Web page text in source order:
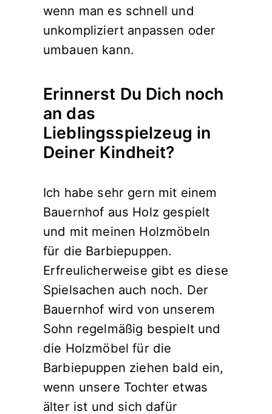
wenn man es schnell und
unkompliziert anpassen oder
umbauen kann.
Erinnerst Du Dich noch
an das
Lieblingsspielzeug in
Deiner Kindheit?
Ich habe sehr gern mit einem
Bauernhof aus Holz gespielt
und mit meinen Holzmöbeln
für die Barbiepuppen.
Erfreulicherweise gibt es diese
Spielsachen auch noch. Der
Bauernhof wird von unserem
Sohn regelmäßig bespielt und
die Holzmöbel für die
Barbiepuppen ziehen bald ein,
wenn unsere Tochter etwas
älter ist und sich dafür